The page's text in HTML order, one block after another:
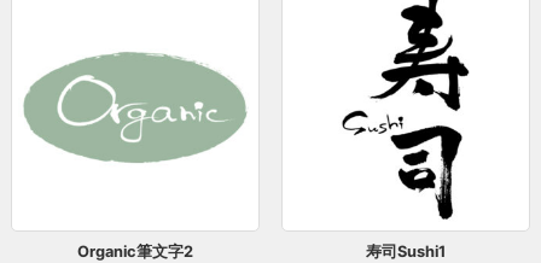
Organic筆文字2 寿司Sushi1